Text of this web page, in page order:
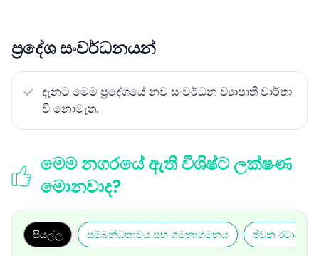
ප්‍රදේශ සංවර්ධනයන්
දැනට මෙම ප්‍රදේශයේ නව සංවර්ධන ව්‍යාපෘති වාර්තා
වී නොමැත.
මෙම නගරයේ ඇති විශිෂ්ට ලක්ෂණ
මොනවාද?
සියල්ල සම්බන්ධතාවය සහ ගමනාගමනය ජීවන රටාව